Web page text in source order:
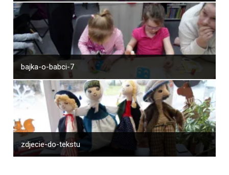
bajka-o-babci-7
zdjecie-do-tekstu